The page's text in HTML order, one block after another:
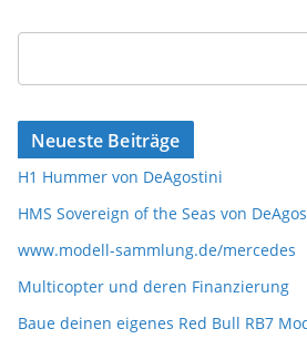
Neueste Beiträge
H1 Hummer von DeAgostini
HMS Sovereign of the Seas von
www.modell-sammlung.de/mercedes
Multicopter und deren Finanzierung
Baue deinen eigenes Red Bull RB7